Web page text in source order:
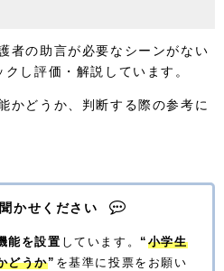
者の助言が必要なシーンがない
し評価・解説しています。
かどうか、判断する際の参考に
かせください
能を設置 しています。 “ 小学生
どうか” を基準に投票をお願い